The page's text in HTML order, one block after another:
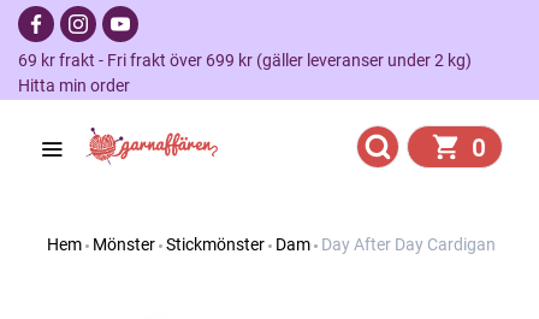
69 kr frakt - Fri frakt över 699 kr (gäller leveranser under 2 kg)
Hitta min order
0
Hem Mönster Stickmönster Dam Day After Day Cardigan